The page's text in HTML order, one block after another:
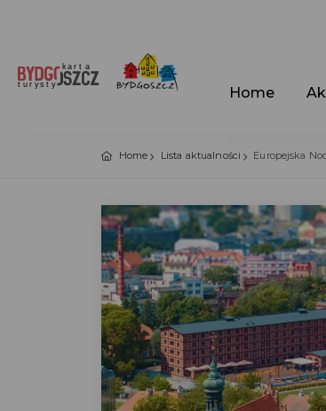
Home
Home Lista aktualności Europejska